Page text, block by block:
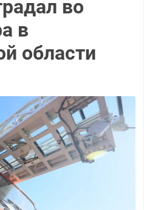
во
в
области